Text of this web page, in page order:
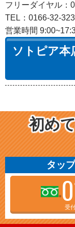
フリーダイヤル：
TEL：0166-32-
営業時間
ソトピア本
初め
タッ
受